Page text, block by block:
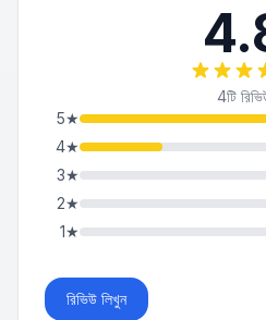
4টি
5★
4★
3★
2★
1★
রিভিউ লিখুন